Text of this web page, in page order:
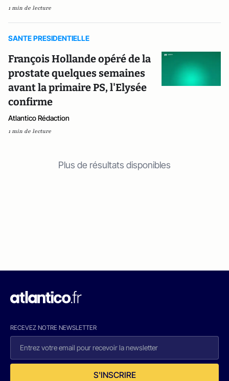
1 min de lecture
SANTE PRESIDENTIELLE
François Hollande opéré de la
prostate quelques semaines
avant la primaire PS, l'Elysée
confirme
Atlantico Rédaction
1 min de lecture
Plus de résultats disponibles
RECEVEZ NOTRE NEWSLETTER
S'INSCRIRE